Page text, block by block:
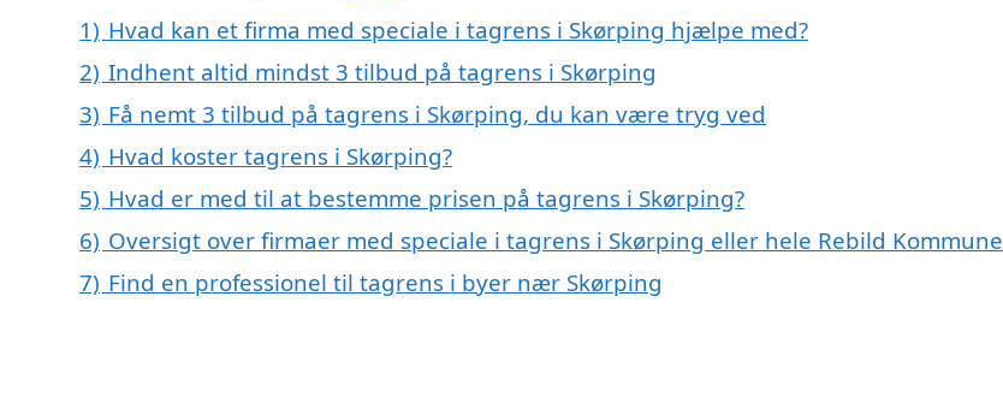
1) Hvad kan et firma med speciale i tagrens i Skørping hjælpe med?
2) Indhent altid mindst 3 tilbud på tagrens i Skørping
3) Få nemt 3 tilbud på tagrens i Skørping, du kan være tryg ved
4) Hvad koster tagrens i Skørping?
5) Hvad er med til at bestemme prisen på tagrens i Skørping?
6) Oversigt over firmaer med speciale i tagrens i Skørping eller hele Rebild Kommune
7) Find en professionel til tagrens i byer nær Skørping